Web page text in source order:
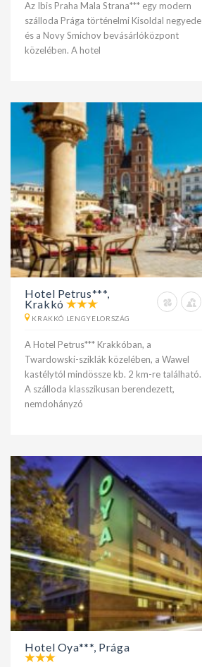
Az Ibis Praha Mala Strana*** egy modern
szálloda Prága történelmi Kisoldal negyede
és a Novy Smichov bevásárlóközpont
közelében. A hotel
Hotel Petrus***,
Krakkó
KRAKKÓ LENGYELORSZÁG
A Hotel Petrus*** Krakkóban, a
Twardowski-sziklák közelében, a Wawel
kastélytól mindössze kb. 2 km-re található.
A szálloda klasszikusan berendezett,
nemdohányzó
Hotel Oya***, Prága